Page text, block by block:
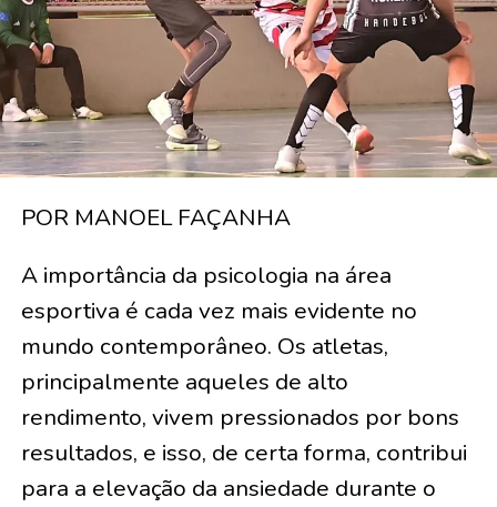
POR MANOEL FAÇANHA
A importância da psicologia na área
esportiva é cada vez mais evidente no
mundo contemporâneo. Os atletas,
principalmente aqueles de alto
rendimento, vivem pressionados por bons
resultados, e isso, de certa forma, contribui
para a elevação da ansiedade durante o